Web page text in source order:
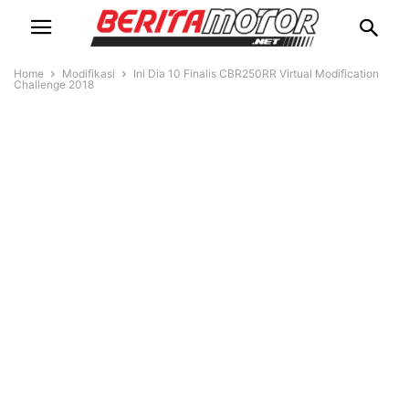
Home Modifikasi
Ini Dia 10 Finalis CBR250RR Virtual Modification
Challenge 2018